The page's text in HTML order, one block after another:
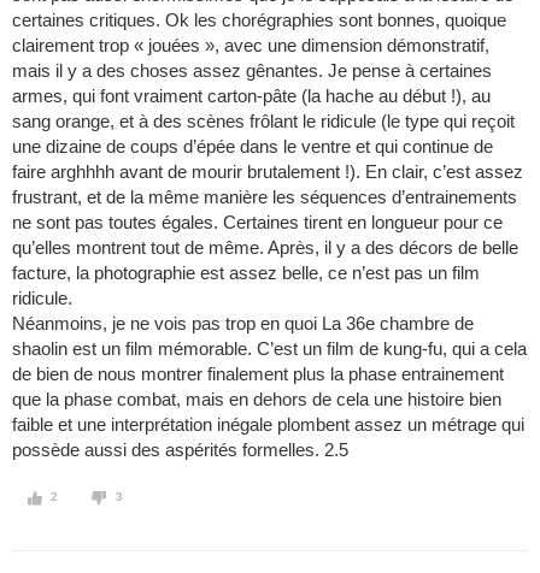
certaines critiques. Ok les chorégraphies sont bonnes, quoique
clairement trop « jouées », avec une dimension démonstratif,
mais il y a des choses assez gênantes. Je pense à certaines
armes, qui font vraiment carton-pâte (la hache au début !), au
sang orange, et à des scènes frôlant le ridicule (le type qui reçoit
une dizaine de coups d’épée dans le ventre et qui continue de
faire arghhhh avant de mourir brutalement !). En clair, c’est assez
frustrant, et de la même manière les séquences d’entrainements
ne sont pas toutes égales. Certaines tirent en longueur pour ce
qu’elles montrent tout de même. Après, il y a des décors de belle
facture, la photographie est assez belle, ce n’est pas un film
ridicule.
Néanmoins, je ne vois pas trop en quoi La 36e chambre de
shaolin est un film mémorable. C’est un film de kung-fu, qui a cela
de bien de nous montrer finalement plus la phase entrainement
que la phase combat, mais en dehors de cela une histoire bien
faible et une interprétation inégale plombent assez un métrage qui
possède aussi des aspérités formelles. 2.5
2 3